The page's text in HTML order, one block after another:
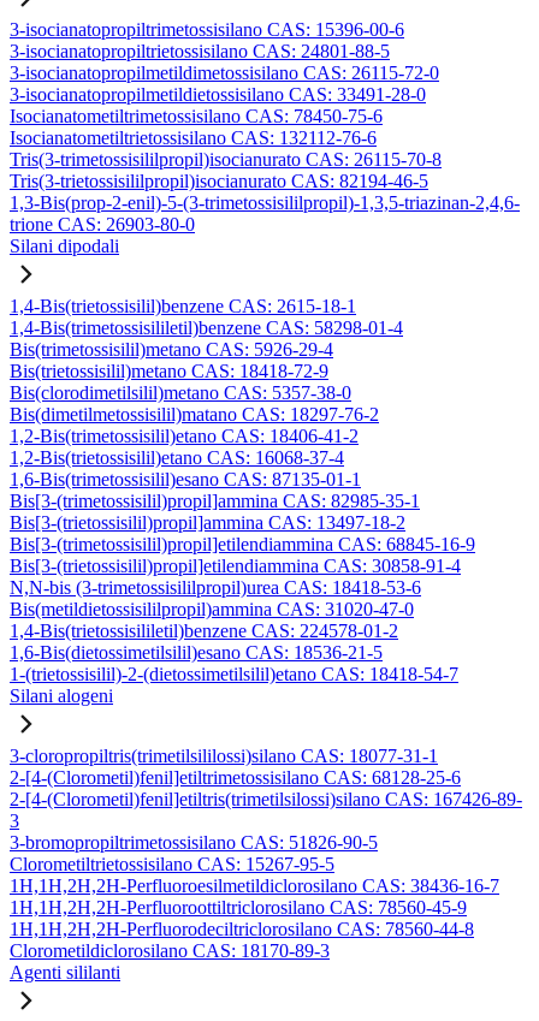
3-isocianatopropiltrimetossisilano CAS: 15396-00-6
3-isocianatopropiltrietossisilano CAS: 24801-88-5
3-isocianatopropilmetildimetossisilano CAS: 26115-72-0
3-isocianatopropilmetildietossisilano CAS: 33491-28-0
Isocianatometiltrimetossisilano CAS: 78450-75-6
Isocianatometiltrietossisilano CAS: 132112-76-6
Tris(3-trimetossisililpropil)isocianurato CAS: 26115-70-8
Tris(3-trietossisililpropil)isocianurato CAS: 82194-46-5
1,3-Bis(prop-2-enil)-5-(3-trimetossisililpropil)-1,3,5-triazinan-2,4,6-
trione CAS: 26903-80-0
Silani dipodali
1,4-Bis(trietossisilil)benzene CAS: 2615-18-1
1,4-Bis(trimetossisililetil)benzene CAS: 58298-01-4
Bis(trimetossisilil)metano CAS: 5926-29-4
Bis(trietossisilil)metano CAS: 18418-72-9
Bis(clorodimetilsilil)metano CAS: 5357-38-0
Bis(dimetilmetossisilil)matano CAS: 18297-76-2
1,2-Bis(trimetossisilil)etano CAS: 18406-41-2
1,2-Bis(trietossisilil)etano CAS: 16068-37-4
1,6-Bis(trimetossisilil)esano CAS: 87135-01-1
Bis[3-(trimetossisilil)propil]ammina CAS: 82985-35-1
Bis[3-(trietossisilil)propil]ammina CAS: 13497-18-2
Bis[3-(trimetossisilil)propil]etilendiammina CAS: 68845-16-9
Bis[3-(trietossisilil)propil]etilendiammina CAS: 30858-91-4
N,N-bis (3-trimetossisililpropil)urea CAS: 18418-53-6
Bis(metildietossisililpropil)ammina CAS: 31020-47-0
1,4-Bis(trietossisililetil)benzene CAS: 224578-01-2
1,6-Bis(dietossimetilsilil)esano CAS: 18536-21-5
1-(trietossisilil)-2-(dietossimetilsilil)etano CAS: 18418-54-7
Silani alogeni
3-cloropropiltris(trimetilsililossi)silano CAS: 18077-31-1
2-[4-(Clorometil)fenil]etiltrimetossisilano CAS: 68128-25-6
2-[4-(Clorometil)fenil]etiltris(trimetilsilossi)silano CAS: 167426-89-
3
3-bromopropiltrimetossisilano CAS: 51826-90-5
Clorometiltrietossisilano CAS: 15267-95-5
1H,1H,2H,2H-Perfluoroesilmetildiclorosilano CAS: 38436-16-7
1H,1H,2H,2H-Perfluoroottiltriclorosilano CAS: 78560-45-9
1H,1H,2H,2H-Perfluorodeciltriclorosilano CAS: 78560-44-8
Clorometildiclorosilano CAS: 18170-89-3
Agenti sililanti